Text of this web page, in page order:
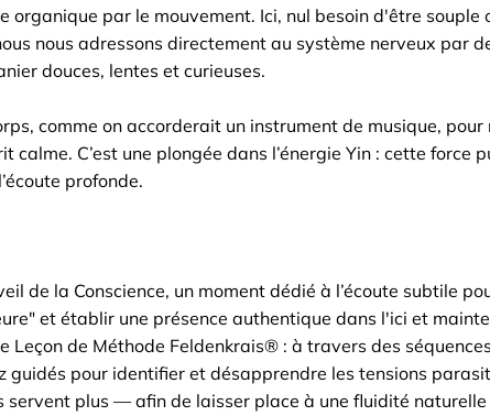
organique par le mouvement. Ici, nul besoin d'être souple
nous adressons directement au système nerveux par
douces, lentes et curieuses.
comme on accorderait un instrument de musique,
calme. C’est une plongée dans l’énergie Yin : cette force
profonde.
de la Conscience, un moment dédié à l’écoute subtile
et établir une présence authentique dans l'ici et
Leçon de Méthode Feldenkrais® : à travers des
guidés pour identifier et désapprendre les tensions
servent plus — afin de laisser place à une fluidité